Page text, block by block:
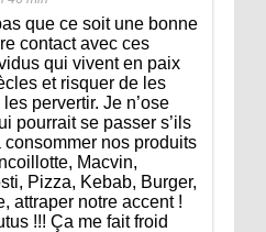
que ce soit une bonne
contact avec ces
qui vivent en paix
et risquer de les
pervertir. Je n’ose
pourrait se passer s’ils
consommer nos produits
Macvin,
Pizza, Kebab, Burger,
attraper notre accent !
!!! Ça me fait froid